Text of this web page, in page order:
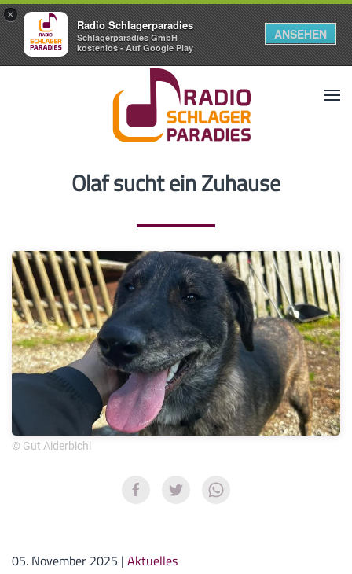
×
Radio Schlagerparadies
Schlagerparadies GmbH
kostenlos - Auf Google Play
ANSEHEN
Olaf sucht ein Zuhause
© Gut Aiderbichl
05. November 2025 | Aktuelles